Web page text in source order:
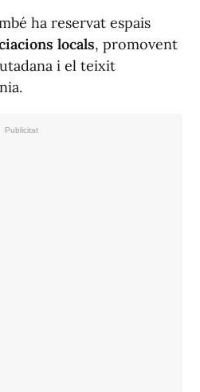
ha reservat espais
locals, promovent
i el teixit